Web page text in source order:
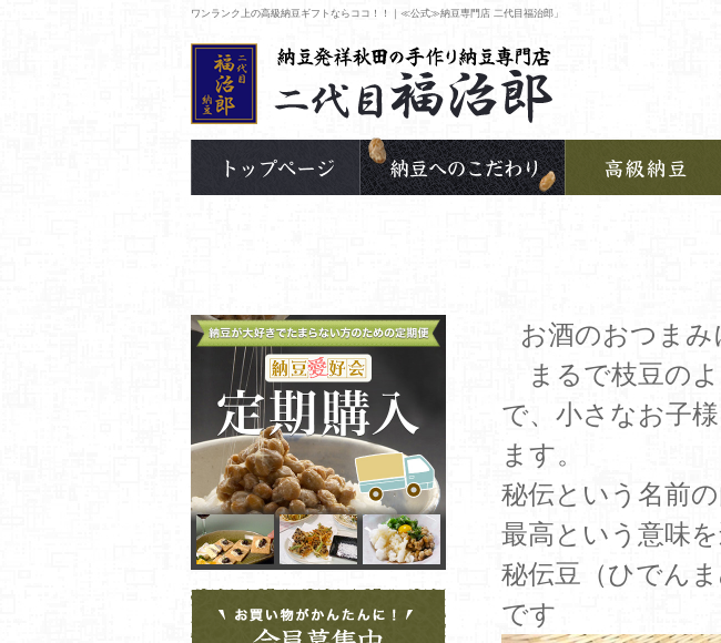
ワンランク上の高級納豆ギフトならココ！！｜≪公式≫納豆専門店 二代目福治郎」
お酒のおつまみ
まるで枝豆のよ
で、小さなお子
ます。
秘伝という名前
最高という意味
秘伝豆（ひでん
です